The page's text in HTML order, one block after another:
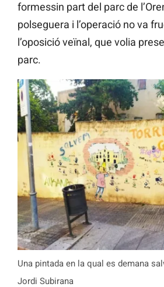
formessin part del parc de
polseguera i l’operació no va
l’oposició veïnal, que volia
parc.
Una pintada en la qual es demana
Jordi Subirana